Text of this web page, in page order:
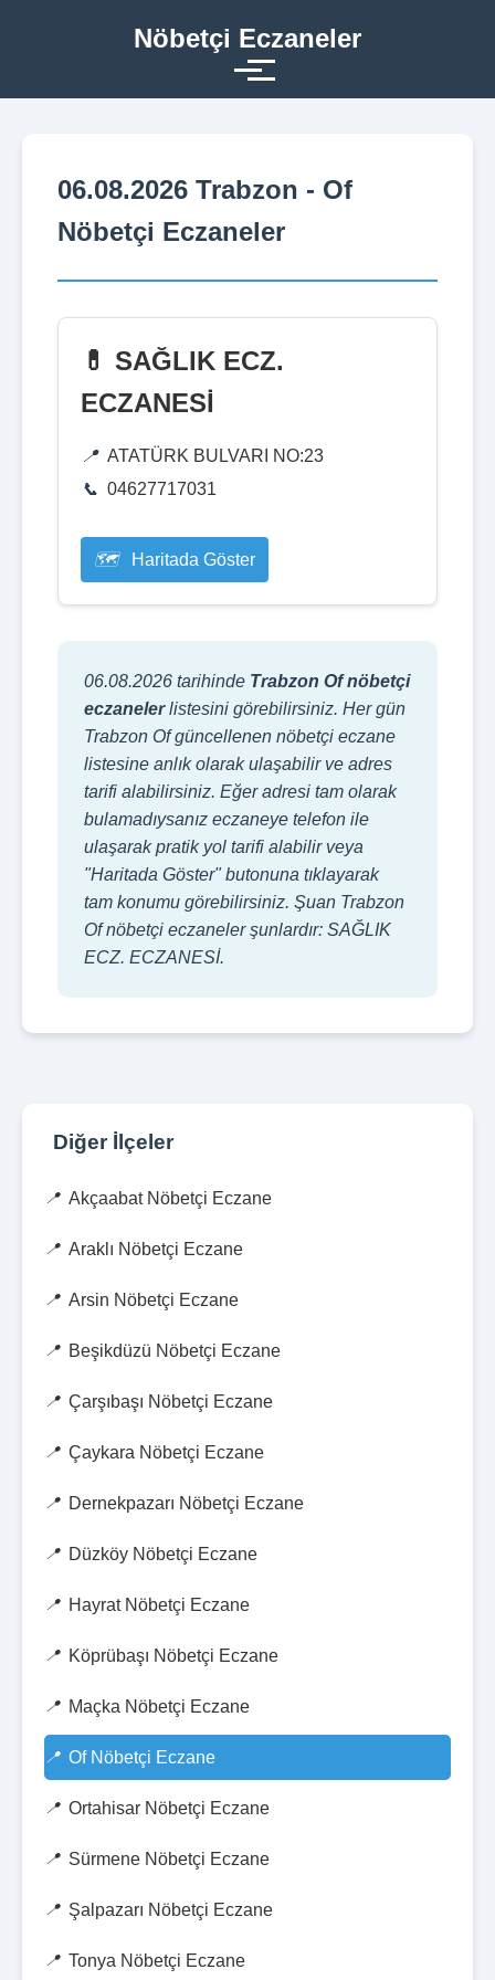
Nöbetçi Eczaneler
06.08.2026 Trabzon - Of
Nöbetçi Eczaneler
💊 SAĞLIK ECZ.
ECZANESİ
ATATÜRK BULVARI NO:23
04627717031
Haritada Göster
06.08.2026 tarihinde Trabzon Of nöbetçi
eczanelerlistesini görebilirsiniz. Her gün
Trabzon Of güncellenen nöbetçi eczane
listesine anlık olarak ulaşabilir ve adres
tarifi alabilirsiniz. Eğer adresi tam olarak
bulamadıysanız eczaneye telefon ile
ulaşarak pratik yol tarifi alabilir veya
"Haritada Göster" butonuna tıklayarak
tam konumu görebilirsiniz. Şuan Trabzon
Of nöbetçi eczaneler şunlardır: SAĞLIK
ECZ. ECZANESİ.
Diğer İlçeler
Akçaabat Nöbetçi Eczane
Araklı Nöbetçi Eczane
Arsin Nöbetçi Eczane
Beşikdüzü Nöbetçi Eczane
Çarşıbaşı Nöbetçi Eczane
Çaykara Nöbetçi Eczane
Dernekpazarı Nöbetçi Eczane
Düzköy Nöbetçi Eczane
Hayrat Nöbetçi Eczane
Köprübaşı Nöbetçi Eczane
Maçka Nöbetçi Eczane
Of Nöbetçi Eczane
Ortahisar Nöbetçi Eczane
Sürmene Nöbetçi Eczane
Şalpazarı Nöbetçi Eczane
Tonya Nöbetçi Eczane